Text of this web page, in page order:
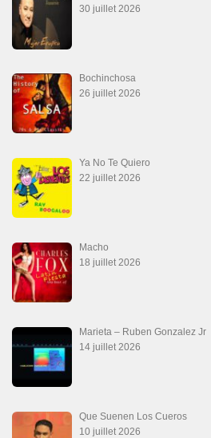
30 juillet 2026
Bochinchosa
26 juillet 2026
Ya No Te Quiero
22 juillet 2026
Macho
18 juillet 2026
Marieta – Ruben Gonzalez Jr
14 juillet 2026
Que Suenen Los Cueros
10 juillet 2026